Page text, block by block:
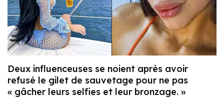
Deux influenceuses se noient après avoir
refusé le gilet de sauvetage pour ne pas
« gâcher leurs selfies et leur bronzage. »